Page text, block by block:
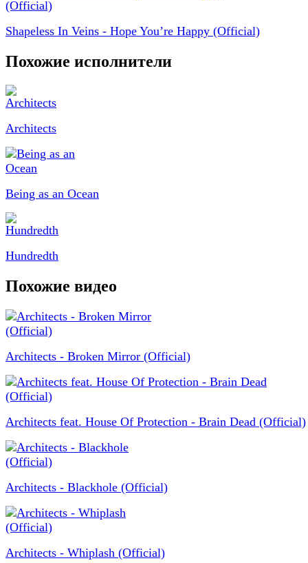
Shapeless In Veins - Hope You’re Happy (Official)
Похожие исполнители
Architects
Being as an Ocean
Hundredth
Похожие видео
Architects - Broken Mirror (Official)
Architects feat. House Of Protection - Brain Dead (Official)
Architects - Blackhole (Official)
Architects - Whiplash (Official)